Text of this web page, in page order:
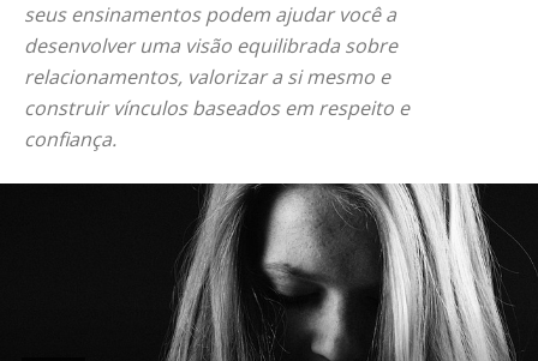
seus ensinamentos podem ajudar você a
desenvolver uma visão equilibrada sobre
relacionamentos, valorizar a si mesmo e
construir vínculos baseados em respeito e
confiança.